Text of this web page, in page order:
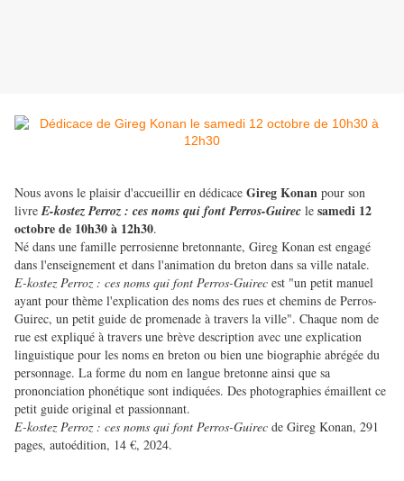
Nous avons le plaisir d'accueillir en dédicace Gireg Konan pour son
livreE-kostez Perroz : ces noms qui font Perros-Guirec le samedi 12
octobre de 10h30 à 12h30.
Né dans une famille perrosienne bretonnante, Gireg Konan est engagé
dans l'enseignement et dans l'animation du breton dans sa ville natale.
E-kostez Perroz : ces noms qui font Perros-Guirec est "un petit manuel
ayant pour thème l'explication des noms des rues et chemins de Perros-
Guirec, un petit guide de promenade à travers la ville". Chaque nom de
rue est expliqué à travers une brève description avec une explication
linguistique pour les noms en breton ou bien une biographie abrégée du
personnage. La forme du nom en langue bretonne ainsi que sa
prononciation phonétique sont indiquées. Des photographies émaillent ce
petit guide original et passionnant.
E-kostez Perroz : ces noms qui font Perros-Guirec de Gireg Konan, 291
pages, autoédition, 14 €, 2024.